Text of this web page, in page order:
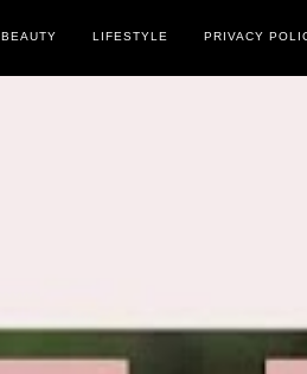
BEAUTY LIFESTYLE PRIVACY